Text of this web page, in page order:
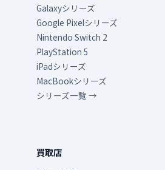
Galaxyシリーズ
Google Pixelシリーズ
Nintendo Switch 2
PlayStation 5
iPadシリーズ
MacBookシリーズ
シリーズ一覧 →
買取店